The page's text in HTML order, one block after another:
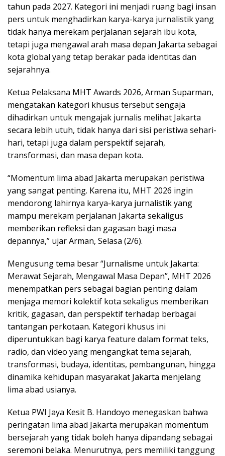
tahun pada 2027. Kategori ini menjadi ruang bagi insan
pers untuk menghadirkan karya-karya jurnalistik yang
tidak hanya merekam perjalanan sejarah ibu kota,
tetapi juga mengawal arah masa depan Jakarta sebagai
kota global yang tetap berakar pada identitas dan
sejarahnya.
Ketua Pelaksana MHT Awards 2026, Arman Suparman,
mengatakan kategori khusus tersebut sengaja
dihadirkan untuk mengajak jurnalis melihat Jakarta
secara lebih utuh, tidak hanya dari sisi peristiwa sehari-
hari, tetapi juga dalam perspektif sejarah,
transformasi, dan masa depan kota.
“Momentum lima abad Jakarta merupakan peristiwa
yang sangat penting. Karena itu, MHT 2026 ingin
mendorong lahirnya karya-karya jurnalistik yang
mampu merekam perjalanan Jakarta sekaligus
memberikan refleksi dan gagasan bagi masa
depannya,” ujar Arman, Selasa (2/6).
Mengusung tema besar “Jurnalisme untuk Jakarta:
Merawat Sejarah, Mengawal Masa Depan”, MHT 2026
menempatkan pers sebagai bagian penting dalam
menjaga memori kolektif kota sekaligus memberikan
kritik, gagasan, dan perspektif terhadap berbagai
tantangan perkotaan. Kategori khusus ini
diperuntukkan bagi karya feature dalam format teks,
radio, dan video yang mengangkat tema sejarah,
transformasi, budaya, identitas, pembangunan, hingga
dinamika kehidupan masyarakat Jakarta menjelang
lima abad usianya.
Ketua PWI Jaya Kesit B. Handoyo menegaskan bahwa
peringatan lima abad Jakarta merupakan momentum
bersejarah yang tidak boleh hanya dipandang sebagai
seremoni belaka. Menurutnya, pers memiliki tanggung